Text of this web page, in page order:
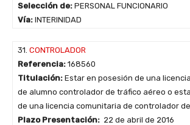
Selección de: PERSONAL FUNCIONARIO
Vía: INTERINIDAD
31. CONTROLADOR
Referencia: 168560
Titulación: Estar en posesión de una
de alumno controlador de tráfico aéreo o
de una licencia comunitaria de controlador
Plazo Presentación: 22 de abril de 2016